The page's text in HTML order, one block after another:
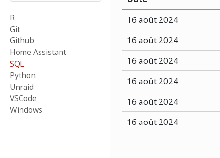
R
Git
Github
Home Assistant
SQL
Python
Unraid
VSCode
Windows
16 août 2024
16 août 2024
16 août 2024
16 août 2024
16 août 2024
16 août 2024